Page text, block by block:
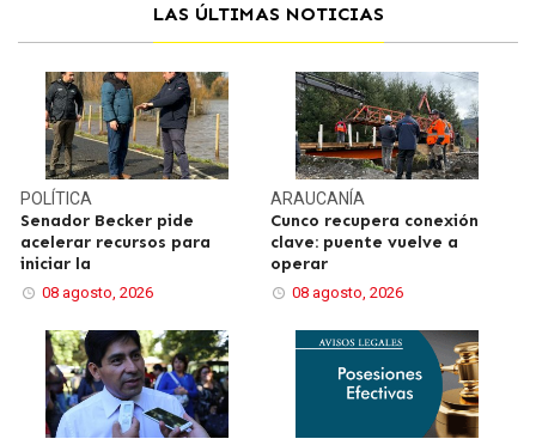
LAS ÚLTIMAS NOTICIAS
POLÍTICA
Senador Becker pide
acelerar recursos para
iniciar la
08 agosto, 2026
ARAUCANÍA
Cunco recupera conexión
clave: puente vuelve a
operar
08 agosto, 2026